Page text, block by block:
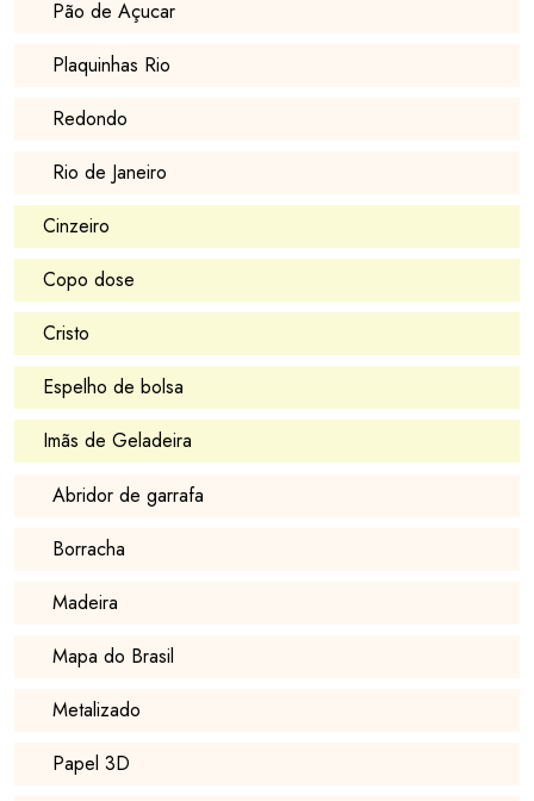
Pão de Açucar
Plaquinhas Rio
Redondo
Rio de Janeiro
Cinzeiro
Copo dose
Cristo
Espelho de bolsa
Imãs de Geladeira
Abridor de garrafa
Borracha
Madeira
Mapa do Brasil
Metalizado
Papel 3D